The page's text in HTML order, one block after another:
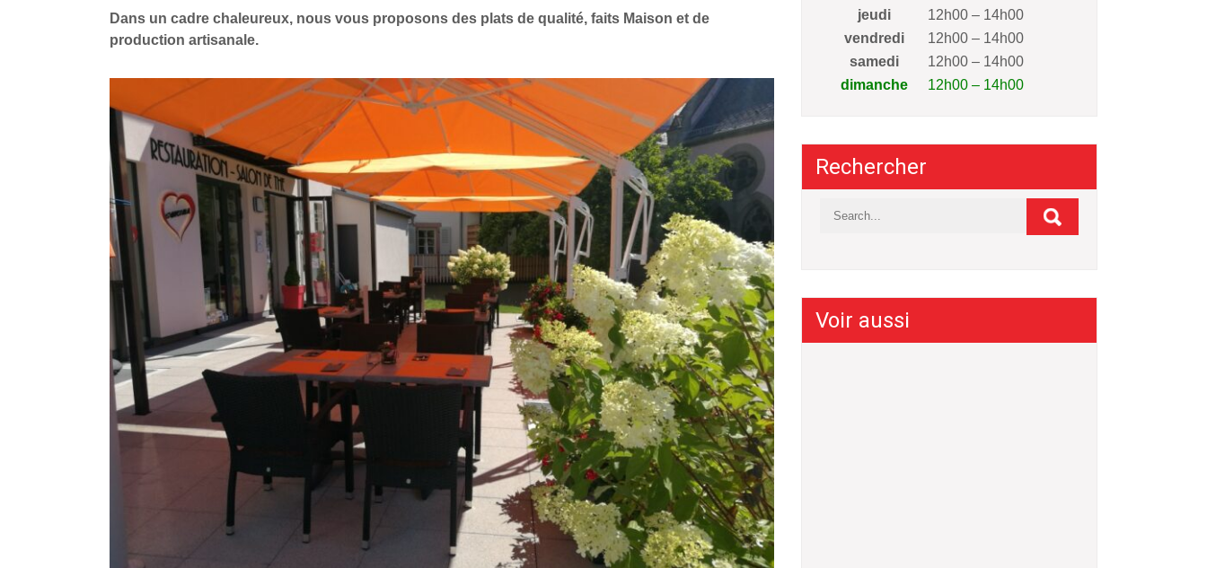
Dans un cadre chaleureux, nous vous proposons des plats de qualité, faits Maison et de
production artisanale.
jeudi
12h00 – 14h00
vendredi
12h00 – 14h00
samedi
12h00 – 14h00
dimanche
12h00 – 14h00
Rechercher
Voir aussi